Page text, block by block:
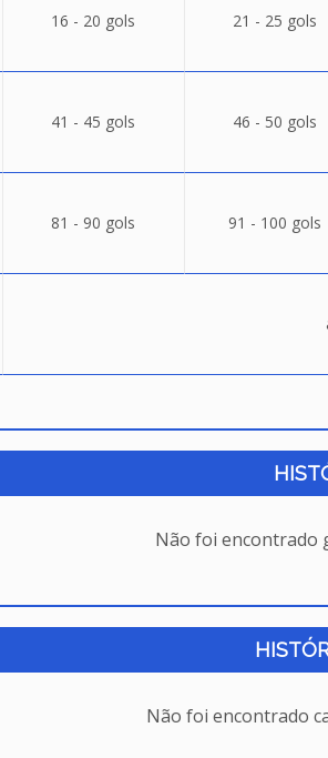
16 - 20 gols 21 - 25 gols
41 - 45 gols 46 - 50 gols
81 - 90 gols 91 - 100 gols
Não foi encontrado
Não foi encontrado